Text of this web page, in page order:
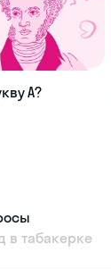
А?
в табакерке